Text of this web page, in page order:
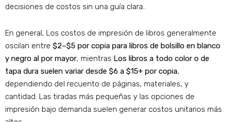
decisiones de costos sin una guía clara..
En general, Los costos de impresión de libros generalmente
oscilan entre $2–$5 por copia para libros de bolsillo en blanco
y negro al por mayor, mientras Los libros a todo color o de
tapa dura suelen variar desde $6 a $15+ por copia,
dependiendo del recuento de páginas, materiales, y
cantidad. Las tiradas más pequeñas y las opciones de
impresión bajo demanda suelen generar costos unitarios más